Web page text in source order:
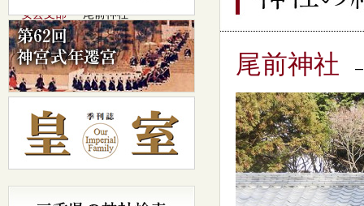
–安芸支部– 尾前神社
尾前神社